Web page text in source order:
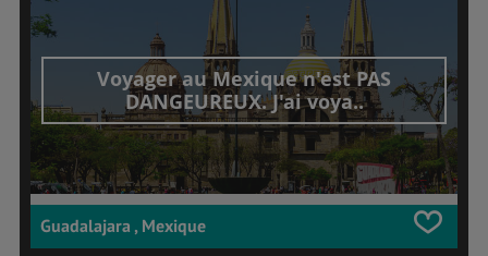
Voyager au Mexique n'est PAS
DANGEUREUX. J'ai voya..
Guadalajara , Mexique